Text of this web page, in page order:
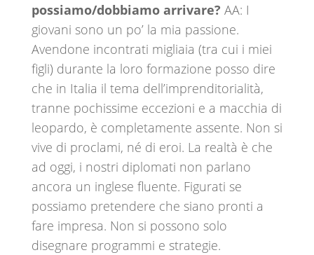
possiamo/dobbiamo arrivare? AA: I
giovani sono un po’ la mia passione.
Avendone incontrati migliaia (tra cui i miei
figli) durante la loro formazione posso dire
che in Italia il tema dell’imprenditorialità,
tranne pochissime eccezioni e a macchia di
leopardo, è completamente assente. Non si
vive di proclami, né di eroi. La realtà è che
ad oggi, i nostri diplomati non parlano
ancora un inglese fluente. Figurati se
possiamo pretendere che siano pronti a
fare impresa. Non si possono solo
disegnare programmi e strategie.